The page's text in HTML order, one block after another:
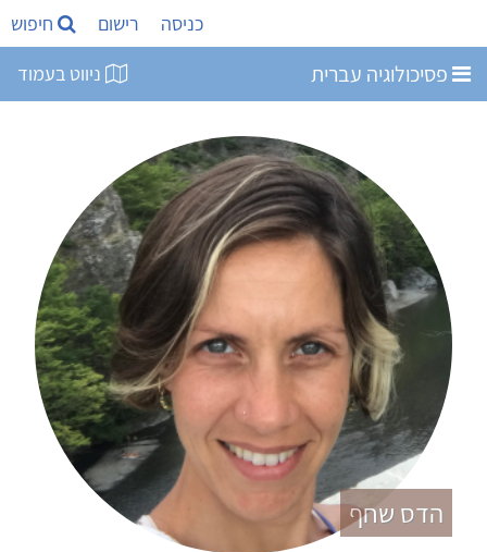
כניסה רישום חיפוש
פסיכולוגיה עברית ניווט בעמוד
הדס שחף